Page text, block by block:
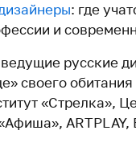
: где
и
русские
своего
«Стрелка»,
ARTPLAY,